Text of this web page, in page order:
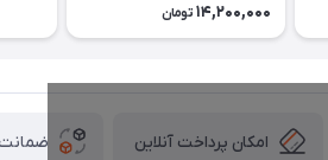
14,200,000 تومان
امکان پرداخت آنلاین ضمانت